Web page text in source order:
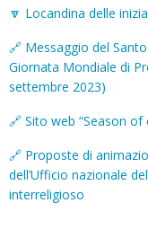
🔽 Locandina delle
🔗 Messaggio del
Giornata Mondiale di
settembre 2023)
🔗 Sito web “Season of
🔗 Proposte di
dell’Ufficio nazionale
interreligioso